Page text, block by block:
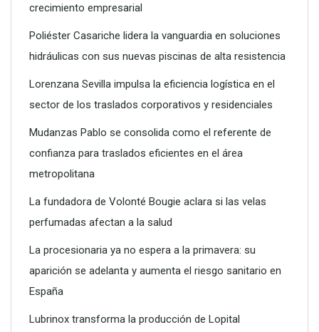
SPI Tecnologías reconoce la virtualización de servidores
como punto clave para la eficiencia y el crecimiento
empresarial
Poliéster Casariche lidera la vanguardia en soluciones
hidráulicas con sus nuevas piscinas de alta resistencia
crecimiento empresarial
Poliéster Casariche lidera la vanguardia en soluciones
hidráulicas con sus nuevas piscinas de alta resistencia
Lorenzana Sevilla impulsa la eficiencia logística en el
sector de los traslados corporativos y residenciales
Mudanzas Pablo se consolida como el referente de
confianza para traslados eficientes en el área
metropolitana
La fundadora de Volonté Bougie aclara si las velas
perfumadas afectan a la salud
La procesionaria ya no espera a la primavera: su
aparición se adelanta y aumenta el riesgo sanitario en
España
Lubrinox transforma la producción de Lopital